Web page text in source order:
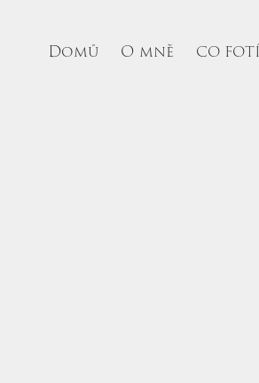
Domů O mně CO